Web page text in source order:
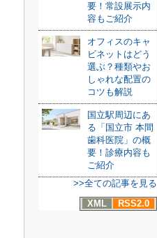
要！常設展示内
容もご紹介
オフィスのキャ
ビネットはどう
選ぶ？種類やお
しゃれな配置の
コツも解説
国立駅周辺にあ
る「国立市 本間
歯科医院」の概
要！診療内容も
ご紹介
>>全ての記事を見る
XML
RSS2.0